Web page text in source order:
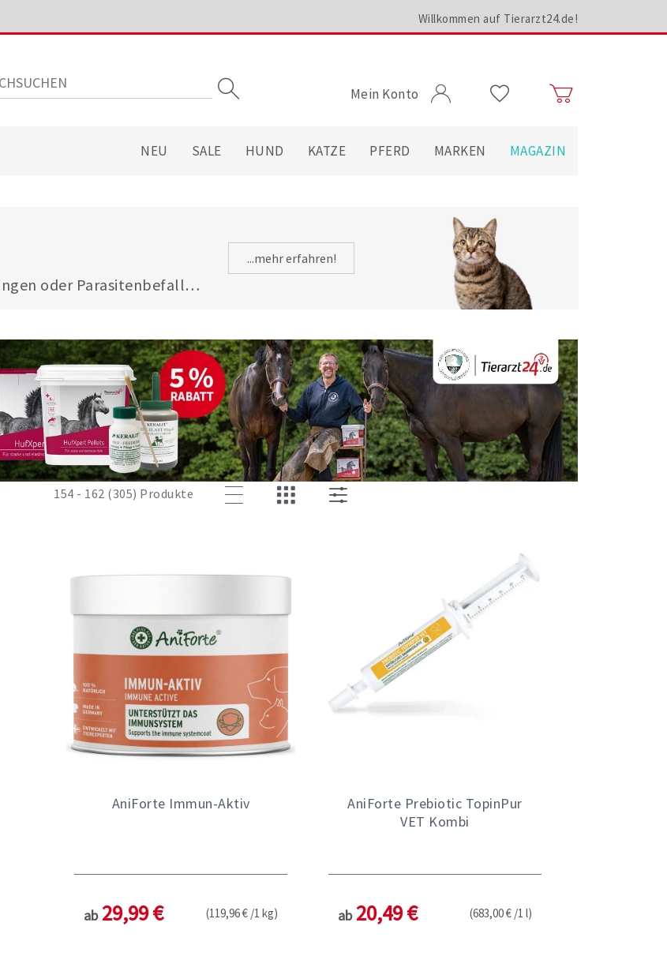
Willkommen auf Tierarzt24.de!
Mein Konto
NEU SALE HUND KATZE PFERD MARKEN MAGAZIN
oder Parasitenbefall -
...mehr erfahren!
154 - 162 (305) Produkte
AniForte Immun-Aktiv
ab 29,99 € (119,96 € /1 kg)
AniForte Prebiotic TopinPur
VET Kombi
ab 20,49 € (683,00 € /1 l)